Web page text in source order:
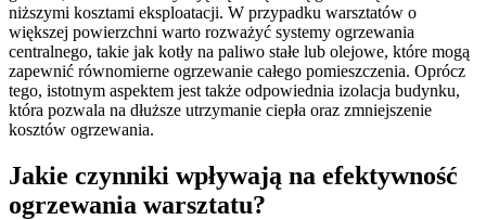
niższymi kosztami eksploatacji. W przypadku warsztatów o
większej powierzchni warto rozważyć systemy ogrzewania
centralnego, takie jak kotły na paliwo stałe lub olejowe, które mogą
zapewnić równomierne ogrzewanie całego pomieszczenia. Oprócz
tego, istotnym aspektem jest także odpowiednia izolacja budynku,
która pozwala na dłuższe utrzymanie ciepła oraz zmniejszenie
kosztów ogrzewania.
Jakie czynniki wpływają na efektywność
ogrzewania warsztatu?